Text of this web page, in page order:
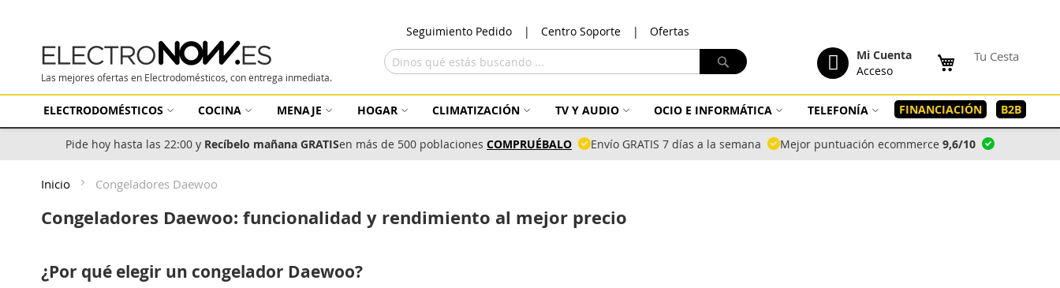
Seguimiento Pedido Centro Soporte Ofertas
contenido
Las mejores ofertas en Electrodomésticos, con entrega inmediata.
Tu Cesta
Mi Cuenta
Acceso
Buscar
ELECTRODOMÉSTICOS COCINA MENAJE HOGAR CLIMATIZACIÓN TV Y AUDIO OCIO E INFORMÁTICA TELEFONÍA FINANCIACIÓN B2B
Pide hoy hasta las 22:00 y Recíbelo mañana GRATISen más de 500 poblaciones COMPRUÉBALO Envío GRATIS 7 días a la semana Mejor puntuación ecommerce 9,6/10
Inicio Congeladores Daewoo
Congeladores Daewoo: funcionalidad y rendimiento al mejor precio
¿Por qué elegir un congelador Daewoo?